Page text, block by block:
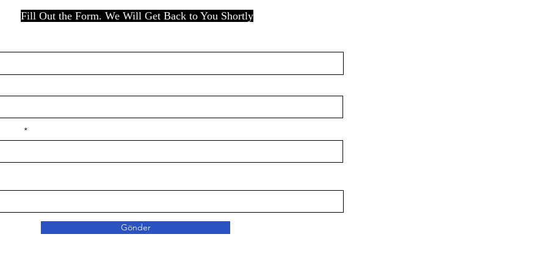
Fill Out the Form. We Will Get Back to You Shortly
Gönder